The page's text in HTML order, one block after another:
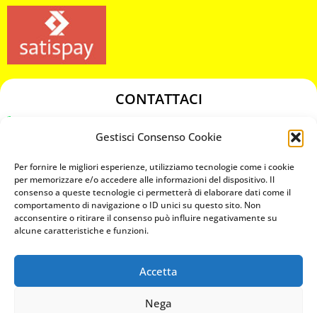
Gestisci Consenso Cookie
Per fornire le migliori esperienze, utilizziamo tecnologie come i cookie
per memorizzare e/o accedere alle informazioni del dispositivo. Il
consenso a queste tecnologie ci permetterà di elaborare dati come il
comportamento di navigazione o ID unici su questo sito. Non
acconsentire o ritirare il consenso può influire negativamente su
alcune caratteristiche e funzioni.
Accetta
Nega
CONTATTACI
chiavicodificate@gmail.com
Privacy Policy
Cookie Policy
MAPS